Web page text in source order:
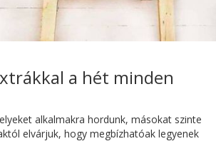
a hét minden
alkalmakra hordunk, másokat szinte
elvárjuk, hogy megbízhatóak legyenek